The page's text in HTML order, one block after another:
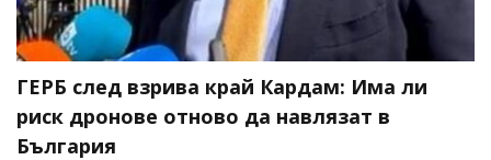
ГЕРБ след взрива край Кардам: Има ли
риск дронове отново да навлязат в
България